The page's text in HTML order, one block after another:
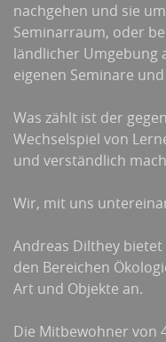
nachgehen und sie
Seminarraum, oder
ländlicher Umgebung
eigenen Seminare
Was zählt ist der
Wechselspiel von
und verständlich
Wir, mit uns
Andreas Dilthey
den Bereichen
Art und Objekte an.
Die Mitbewohner von